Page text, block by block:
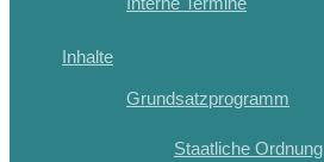
Inhalte
Grundsatzprogramm
Staatliche Ordnung